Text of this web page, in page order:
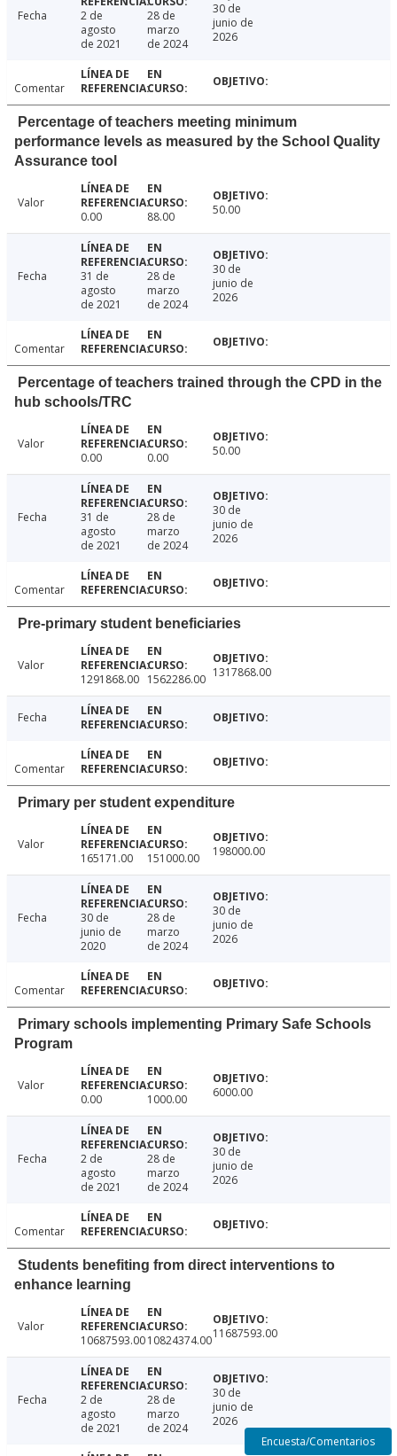
Fecha
2 de
agosto
de 2021
28 de
marzo
de 2024
30 de
junio de
2026
Comentar
Percentage of teachers meeting minimum
performance levels as measured by the School Quality
Assurance tool
Valor
0.00
88.00 50.00
Fecha
31 de
agosto
de 2021
28 de
marzo
de 2024
30 de
junio de
2026
Comentar
Percentage of teachers trained through the CPD in the
hub schools/TRC
Valor
0.00
0.00 50.00
Fecha
31 de
agosto
de 2021
28 de
marzo
de 2024
30 de
junio de
2026
Comentar
Pre-primary student beneficiaries
Valor
1291868.00
1562286.00 1317868.00
Fecha
Comentar
Primary per student expenditure
Valor
165171.00
151000.00 198000.00
Fecha
30 de
junio de
2020
28 de
marzo
de 2024
30 de
junio de
2026
Comentar
Primary schools implementing Primary Safe Schools
Program
Valor
0.00
1000.00 6000.00
Fecha
2 de
agosto
de 2021
28 de
marzo
de 2024
30 de
junio de
2026
Comentar
Students benefiting from direct interventions to
enhance learning
Valor
10687593.0010824374.0011687593.00
Fecha
2 de
agosto
de 2021
28 de
marzo
de 2024
30 de
junio de
2026
Encuesta/Comentarios